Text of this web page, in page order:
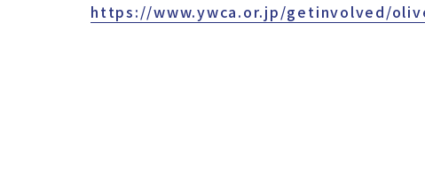
https://www.ywca.or.jp/getinvolved/